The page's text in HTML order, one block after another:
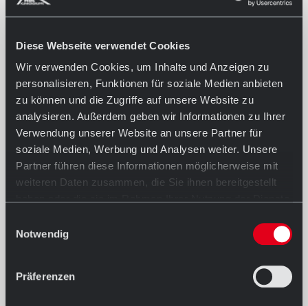
Diese Webseite verwendet Cookies
Wir verwenden Cookies, um Inhalte und Anzeigen zu
personalisieren, Funktionen für soziale Medien anbieten
zu können und die Zugriffe auf unsere Website zu
analysieren. Außerdem geben wir Informationen zu Ihrer
Verwendung unserer Website an unsere Partner für
soziale Medien, Werbung und Analysen weiter. Unsere
Partner führen diese Informationen möglicherweise mit
weiteren Daten zusammen, die Sie ihnen bereitgestellt
Notwendig
Präferenzen